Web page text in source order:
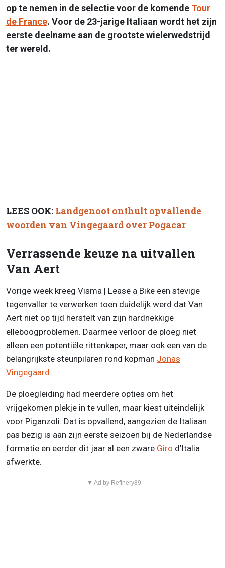
op te nemen in de selectie voor de komende Tour
de France. Voor de 23-jarige Italiaan wordt het zijn
eerste deelname aan de grootste wielerwedstrijd
ter wereld.
LEES OOK: Landgenoot onthult opvallende
woorden van Vingegaard over Pogacar
Verrassende keuze na uitvallen
Van Aert
Vorige week kreeg Visma | Lease a Bike een stevige
tegenvaller te verwerken toen duidelijk werd dat Van
Aert niet op tijd herstelt van zijn hardnekkige
elleboogproblemen. Daarmee verloor de ploeg niet
alleen een potentiële rittenkaper, maar ook een van de
belangrijkste steunpilaren rond kopman Jonas
Vingegaard.
De ploegleiding had meerdere opties om het
vrijgekomen plekje in te vullen, maar kiest uiteindelijk
voor Piganzoli. Dat is opvallend, aangezien de Italiaan
pas bezig is aan zijn eerste seizoen bij de Nederlandse
formatie en eerder dit jaar al een zware Giro d'Italia
afwerkte.
▼ Ad by Refinery89